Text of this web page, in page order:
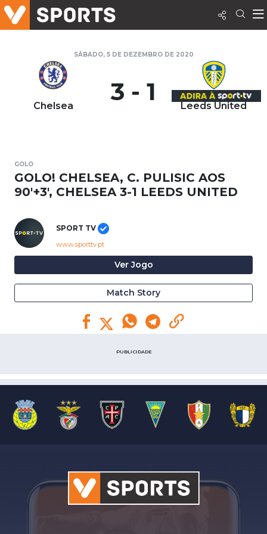
SÁBADO, 5 DE DEZEMBRO DE 2020
Chelsea 3 - 1 Leeds United
GOLO
GOLO! CHELSEA, C. PULISIC AOS
90'+3', CHELSEA 3-1 LEEDS UNITED
SPORT TV
www.sporttv.pt
Ver Jogo
Match Story
PUBLICIDADE